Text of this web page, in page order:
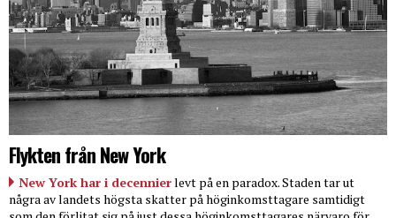
Flykten från New York
New York har i decennierlevt på en paradox. Staden tar ut
några av landets högsta skatter på höginkomsttagare samtidigt